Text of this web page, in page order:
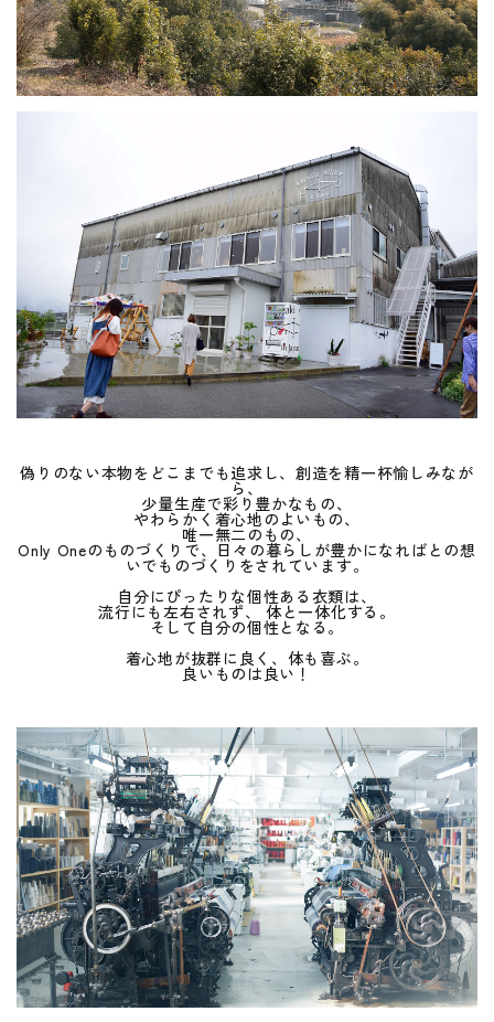
偽りのない本物をどこまでも追求し、創造を精一杯愉しみなが
ら、
少量生産で彩り豊かなもの、
やわらかく着心地のよいもの、
唯一無二のもの、
Only Oneのものづくりで、日々の暮らしが豊かになればとの想
いでものづくりをされています。
自分にぴったりな個性ある衣類は、
流行にも左右されず、 体と一体化する。
そして自分の個性となる。
着心地が抜群に良く、体も喜ぶ。
良いものは良い！